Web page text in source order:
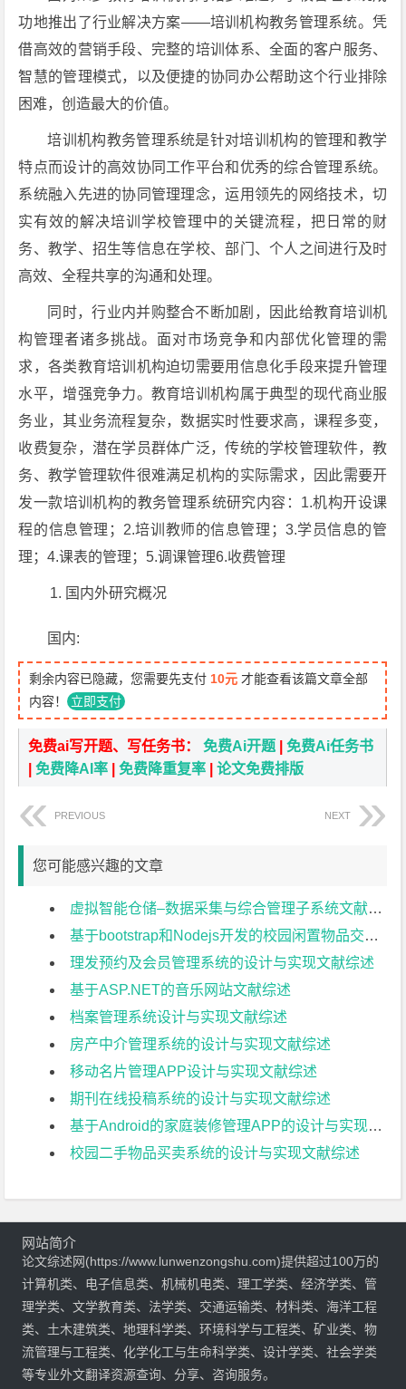
功地推出了行业解决方案——培训机构教务管理系统。凭
借高效的营销手段、完整的培训体系、全面的客户服务、
智慧的管理模式，以及便捷的协同办公帮助这个行业排除
困难，创造最大的价值。
培训机构教务管理系统是针对培训机构的管理和教学
特点而设计的高效协同工作平台和优秀的综合管理系统。
系统融入先进的协同管理理念，运用领先的网络技术，切
实有效的解决培训学校管理中的关键流程，把日常的财
务、教学、招生等信息在学校、部门、个人之间进行及时
高效、全程共享的沟通和处理。
同时，行业内并购整合不断加剧，因此给教育培训机
构管理者诸多挑战。面对市场竞争和内部优化管理的需
求，各类教育培训机构迫切需要用信息化手段来提升管理
水平，增强竞争力。教育培训机构属于典型的现代商业服
务业，其业务流程复杂，数据实时性要求高，课程多变，
收费复杂，潜在学员群体广泛，传统的学校管理软件，教
务、教学管理软件很难满足机构的实际需求，因此需要开
发一款培训机构的教务管理系统研究内容：1.机构开设课
程的信息管理；2.培训教师的信息管理；3.学员信息的管
理；4.课表的管理；5.调课管理6.收费管理
国内外研究概况
国内:
剩余内容已隐藏，您需要先支付 10元 才能查看该篇文章全部
内容！ 立即支付
免费ai写开题、写任务书：免费Ai开题 |免费Ai任务书
|免费降AI率 |免费降重复率 |论文免费排版
PREVIOUS NEXT
您可能感兴趣的文章
虚拟智能仓储–数据采集与综合管理子系统文献综述
基于bootstrap和Nodejs开发的校园闲置物品交易平台文献综述
理发预约及会员管理系统的设计与实现文献综述
基于ASP.NET的音乐网站文献综述
档案管理系统设计与实现文献综述
房产中介管理系统的设计与实现文献综述
移动名片管理APP设计与实现文献综述
期刊在线投稿系统的设计与实现文献综述
基于Android的家庭装修管理APP的设计与实现文献综述
校园二手物品买卖系统的设计与实现文献综述
网站简介
论文综述网(https://www.lunwenzongshu.com)提供超过100万的
计算机类、电子信息类、机械机电类、理工学类、经济学类、管
理学类、文学教育类、法学类、交通运输类、材料类、海洋工程
类、土木建筑类、地理科学类、环境科学与工程类、矿业类、物
流管理与工程类、化学化工与生命科学类、设计学类、社会学类
等专业外文翻译资源查询、分享、咨询服务。